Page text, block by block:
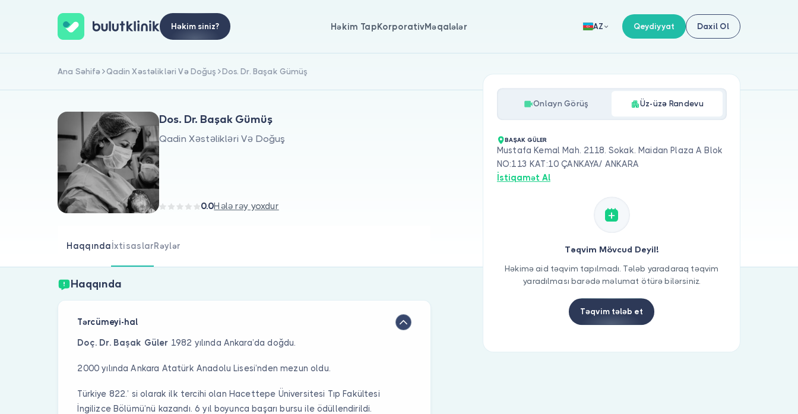
Həkim siniz? Həkim TapKorporativMəqalələr AZ Qeydiyyat Daxil Ol
Ana Səhifə Qadin Xəstəlikləri Və Doğuş Dos. Dr. Başak Gümüş
Dos. Dr. Başak Gümüş
Qadin Xəstəlikləri Və Doğuş
0.0Hələ rəy yoxdur
Haqqında İxtisaslarRəylər
Haqqında
Tərcümeyi-hal
Doç. Dr. Başak Güler 1982 yılında Ankara’da doğdu.
2000 yılında Ankara Atatürk Anadolu Lisesi’nden mezun oldu.
Türkiye 822.’ si olarak ilk tercihi olan Hacettepe Üniversitesi Tıp Fakültesi
İngilizce Bölümü’nü kazandı. 6 yıl boyunca başarı bursu ile ödüllendirildi.
Onlayn Görüş Üz-üzə Randevu
BAŞAK GÜLER
Mustafa Kemal Mah. 2118. Sokak. Maidan Plaza A Blok
NO:113 KAT:10 ÇANKAYA/ ANKARA
İstiqamət Al
Təqvim Mövcud Deyil!
Həkimə aid təqvim tapılmadı. Tələb yaradaraq təqvim
yaradılması barədə məlumat ötürə bilərsiniz.
Təqvim tələb et